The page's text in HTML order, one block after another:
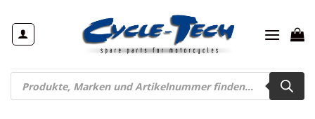
Inhalt
springen
Products
search